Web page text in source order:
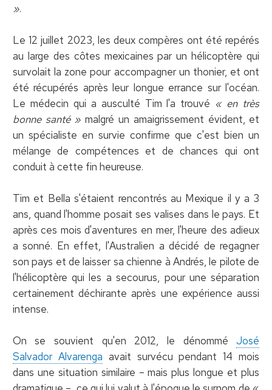
».
Le 12 juillet 2023, les deux compères ont été repérés
au large des côtes mexicaines par un hélicoptère qui
survolait la zone pour accompagner un thonier, et ont
été récupérés après leur longue errance sur l'océan.
Le médecin qui a ausculté Tim l'a trouvé « en très
bonne santé » malgré un amaigrissement évident, et
un spécialiste en survie confirme que c'est bien un
mélange de compétences et de chances qui ont
conduit à cette fin heureuse.
Tim et Bella s'étaient rencontrés au Mexique il y a 3
ans, quand l'homme posait ses valises dans le pays. Et
après ces mois d'aventures en mer, l'heure des adieux
a sonné. En effet, l'Australien a décidé de regagner
son pays et de laisser sa chienne à Andrés, le pilote de
l'hélicoptère qui les a secourus, pour une séparation
certainement déchirante après une expérience aussi
intense.
On se souvient qu'en 2012, le dénomméJosé
Salvador Alvarenga avait survécu pendant 14 mois
dans une situation similaire – mais plus longue et plus